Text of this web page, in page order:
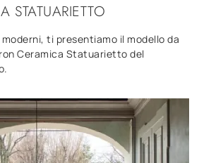
STATUARIETTO
ti presentiamo il modello da
Ceramica Statuarietto del